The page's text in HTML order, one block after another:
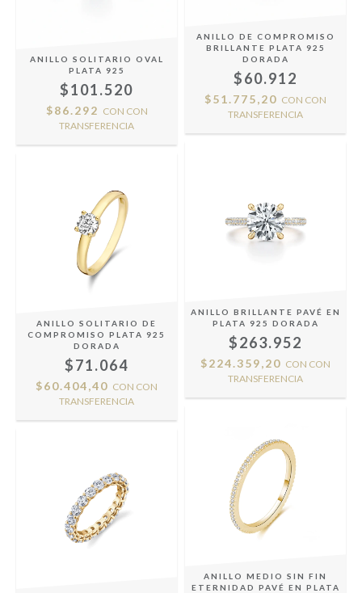
ANILLO SOLITARIO OVAL
PLATA 925
$101.520
$86.292 CON CON
TRANSFERENCIA
ANILLO DE COMPROMISO
BRILLANTE PLATA 925
DORADA
$60.912
$51.775,20 CON CON
TRANSFERENCIA
ANILLO SOLITARIO DE
COMPROMISO PLATA 925
DORADA
$71.064
$60.404,40 CON CON
TRANSFERENCIA
ANILLO BRILLANTE PAVÉ EN
PLATA 925 DORADA
$263.952
$224.359,20 CON CON
TRANSFERENCIA
ANILLO MEDIO SIN FIN
ETERNIDAD PAVÉ EN PLATA